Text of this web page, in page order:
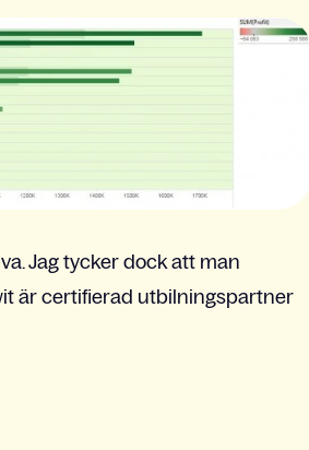
Jag tycker dock att man
är certifierad utbilningspartner